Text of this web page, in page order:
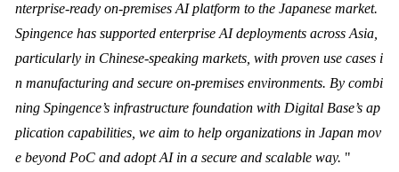
nterprise-ready on-premises AI platform to the Japanese market.
Spingence has supported enterprise AI deployments across Asia,
particularly in Chinese-speaking markets, with proven use cases i
n manufacturing and secure on-premises environments. By combi
ning Spingence’s infrastructure foundation with Digital Base’s ap
plication capabilities, we aim to help organizations in Japan mov
e beyond PoC and adopt AI in a secure and scalable way. "